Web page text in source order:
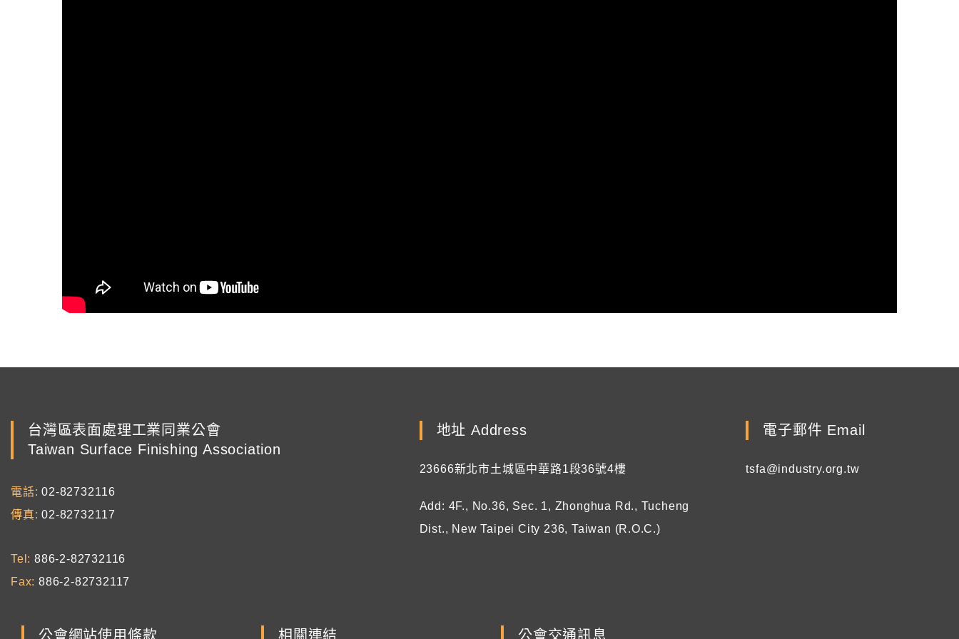
台灣區表面處理工業同業公會
Taiwan Surface Finishing Association
電話
02-82732116
傳真
02-82732117
Tel
886-2-82732116
Fax 886-2-82732117
地址 Address
23666新北市土城區中華路1段36號4樓
Add: 4F., No.36, Sec. 1, Zhonghua Rd., Tucheng
Dist., New Taipei City 236, Taiwan (R.O.C.)
電子郵件 Email
tsfa@industry.org.tw
公會網站使用條款 相關連結 公會交通訊息